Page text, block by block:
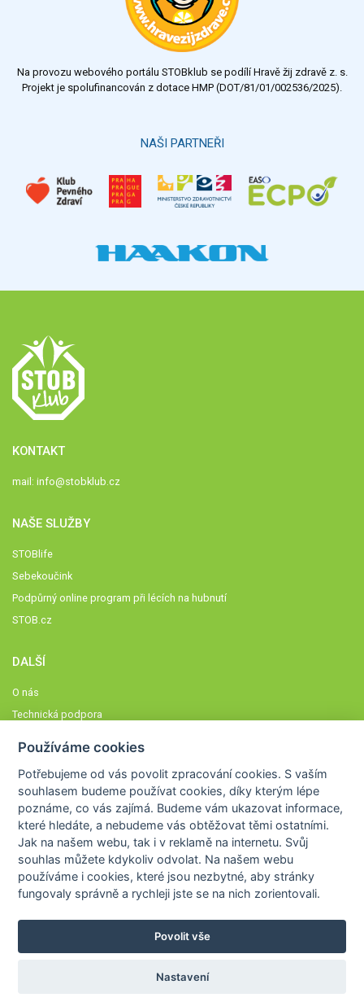
Na provozu webového portálu STOBklub se podílí Hravě žij zdravě z. s.
Projekt je spolufinancován z dotace HMP (DOT/81/01/002536/2025).
NAŠI PARTNEŘI
KONTAKT
mail: info@stobklub.cz
NAŠE SLUŽBY
STOBlife
Sebekoučink
Podpůrný online program při lécích na hubnutí
STOB.cz
DALŠÍ
O nás
Technická podpora
Členové STOBklubu
Zásady nakládání s osobními údaji
Otestujte se
Spočítejte si
Výzva 52
WWW.HRAVEZIJZDRAVE.CZ
Používáme cookies
Potřebujeme od vás povolit zpracování cookies. S vaším
souhlasem budeme používat cookies, díky kterým lépe
poznáme,co vás zajímá. Budeme vám ukazovat informace,
které hledáte, a nebudeme vás obtěžovat těmi ostatními.
Jak na našem webu, tak i v reklamě na internetu. Svůj
souhlas můžete kdykoliv odvolat. Na našem webu
používáme i cookies, které jsou nezbytné, aby stránky
fungovaly správně a rychleji jste se na nich zorientovali.
Povolit vše
Nastavení